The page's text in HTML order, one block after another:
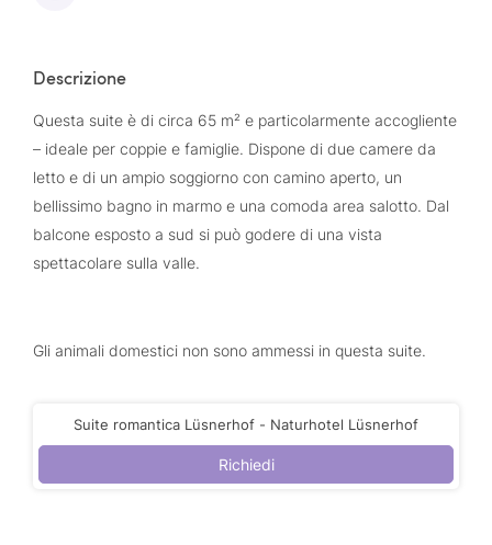
Descrizione
Questa suite è di circa 65 m² e particolarmente accogliente
– ideale per coppie e famiglie. Dispone di due camere da
letto e di un ampio soggiorno con camino aperto, un
bellissimo bagno in marmo e una comoda area salotto. Dal
balcone esposto a sud si può godere di una vista
spettacolare sulla valle.
Gli animali domestici non sono ammessi in questa suite.
Suite romantica Lüsnerhof - Naturhotel Lüsnerhof
Richiedi